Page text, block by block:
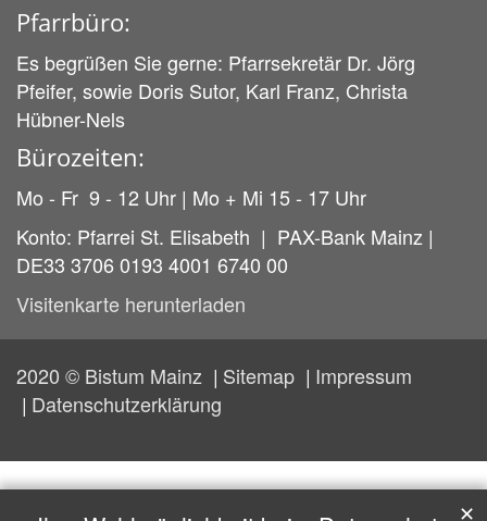
Pfarrbüro:
Es begrüßen Sie gerne: Pfarrsekretär Dr. Jörg
Pfeifer, sowie Doris Sutor, Karl Franz, Christa
Hübner-Nels
Bürozeiten:
Mo - Fr 9 - 12 Uhr | Mo + Mi 15 - 17 Uhr
Konto: Pfarrei St. Elisabeth | PAX-Bank Mainz |
DE33 3706 0193 4001 6740 00
Visitenkarte herunterladen
2020 © Bistum Mainz Sitemap
Impressum
Datenschutzerklärung
✕